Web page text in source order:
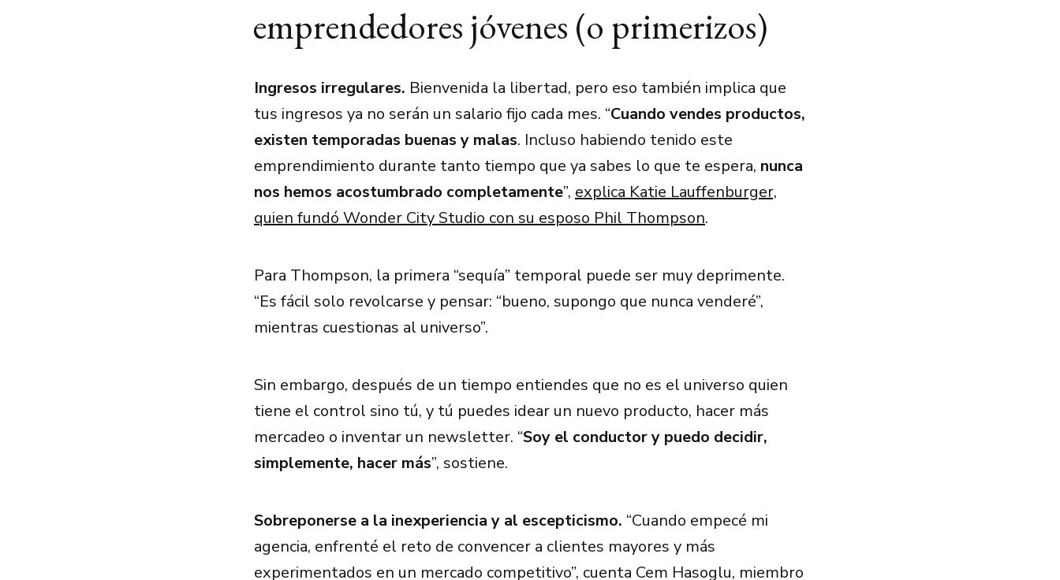
emprendedores jóvenes (o primerizos)
Ingresos irregulares. Bienvenida la libertad, pero eso también implica que
tus ingresos ya no serán un salario fijo cada mes. “Cuando vendes productos,
existen temporadas buenas y malas. Incluso habiendo tenido este
emprendimiento durante tanto tiempo que ya sabes lo que te espera, nunca
nos hemos acostumbrado completamente”, explica Katie Lauffenburger,
quien fundó Wonder City Studio con su esposo Phil Thompson.
Para Thompson, la primera “sequía” temporal puede ser muy deprimente.
“Es fácil solo revolcarse y pensar: “bueno, supongo que nunca venderé”,
mientras cuestionas al universo”.
Sin embargo, después de un tiempo entiendes que no es el universo quien
tiene el control sino tú, y tú puedes idear un nuevo producto, hacer más
mercadeo o inventar un newsletter. “Soy el conductor y puedo decidir,
simplemente, hacer más”, sostiene.
Sobreponerse a la inexperiencia y al escepticismo. “Cuando empecé mi
agencia, enfrenté el reto de convencer a clientes mayores y más
experimentados en un mercado competitivo”, cuenta Cem Hasoglu, miembro